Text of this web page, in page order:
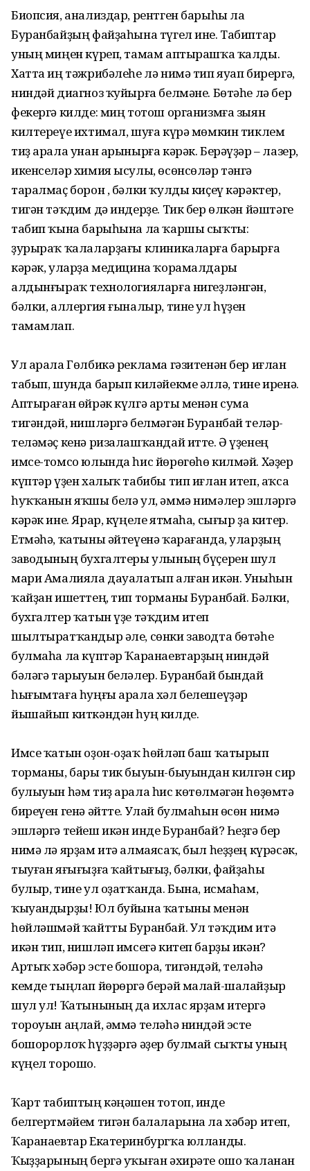
Биопсия, анализдар, рентген барыһы ла
Буранбайҙың файҙаһына түгел ине. Табиптар
уның миңен күреп, тамам аптырашҡа ҡалды.
Хатта иң тәжрибәлеһе лә нимә тип яуап бирергә,
ниндәй диагноз ҡуйырға белмәне. Бөтәһе лә бер
фекергә килде: миң тотош организмға зыян
килтереүе ихтимал, шуға күрә мөмкин тиклем
тиҙ арала унан арынырға кәрәк. Берәүҙәр – лазер,
икенселәр химия ысулы, өсөнсөләр тәнгә
таралмаҫ борон , бәлки ҡулды киҫеү кәрәктер,
тигән тәҡдим дә индерҙе. Тик бер өлкән йәштәге
табип ҡына барыһына ла ҡаршы сыҡты:
ҙурыраҡ ҡалаларҙағы клиникаларға барырға
кәрәк, уларҙа медицина ҡорамалдары
алдынғыраҡ технологияларға нигеҙләнгән,
бәлки, аллергия ғыналыр, тине ул һүҙен
тамамлап.
Ул арала Гөлбикә реклама гәзитенән бер иғлан
табып, шунда барып киләйекме әллә, тине иренә.
Аптыраған өйрәк күлгә арты менән сума
тигәндәй, нишләргә белмәгән Буранбай теләр-
теләмәҫ кенә ризалашҡандай итте. Ә үҙенең
имсе-томсо юлында һис йөрөгөһө килмәй. Хәҙер
күптәр үҙен халыҡ табибы тип иғлан итеп, аҡса
һуҡҡанын яҡшы белә ул, әммә нимәлер эшләргә
кәрәк ине. Ярар, күңеле ятмаһа, сығыр ҙа китер.
Етмәһә, ҡатыны әйтеүенә ҡарағанда, уларҙың
заводының бухгалтеры улының бүҫерен шул
мари Амалияла дауалатып алған икән. Уныһын
ҡайҙан ишеттең, тип торманы Буранбай. Бәлки,
бухгалтер ҡатын үҙе тәҡдим итеп
шылтыратҡандыр әле, сөнки заводта бөтәһе
булмаһа ла күптәр Ҡаранаевтарҙың ниндәй
бәләгә тарыуын беләлер. Буранбай бындай
һығымтаға һуңғы арала хәл белешеүҙәр
йышайып киткәндән һуң килде.
Имсе ҡатын оҙон-оҙаҡ һөйләп баш ҡатырып
торманы, бары тик быуын-быуындан килгән сир
булыуын һәм тиҙ арала һис көтөлмәгән һөҙөмтә
биреүен генә әйтте. Улай булмаһын өсөн нимә
эшләргә тейеш икән инде Буранбай? Һеҙгә бер
нимә лә ярҙам итә алмаясаҡ, был һеҙҙең күрәсәк,
тыуған яғығыҙға ҡайтығыҙ, бәлки, файҙаһы
булыр, тине ул оҙатҡанда. Бына, исмаһам,
ҡыуандырҙы! Юл буйына ҡатыны менән
һөйләшмәй ҡайтты Буранбай. Ул тәҡдим итә
икән тип, нишләп имсегә китеп барҙы икән?
Артыҡ хәбәр эсте бошора, тигәндәй, теләһә
кемде тыңлап йөрөргә берәй малай-шалайҙыр
шул ул! Ҡатынының да ихлас ярҙам итергә
тороуын аңлай, әммә теләһә ниндәй эсте
бошорорлоҡ һүҙҙәргә әҙер булмай сыҡты уның
күңел торошо.
Ҡарт табиптың кәңәшен тотоп, инде
белгертмәйем тигән балаларына ла хәбәр итеп,
Ҡаранаевтар Екатеринбургҡа юлланды.
Ҡыҙҙарының бергә уҡыған әхирәте ошо ҡаланан